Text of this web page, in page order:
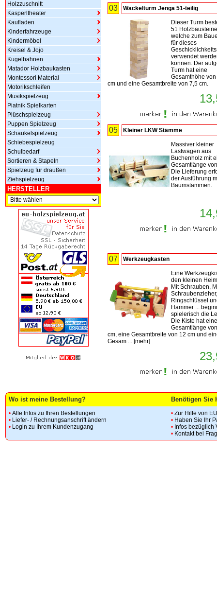
Holzzuschnitt
Kasperltheater
Kaufladen
Kinderfahrzeuge
Kindermöbel
Kreisel & Jojo
Kugelbahnen
Matador Holzbaukasten
Montessori Material
Motorikschleifen
Musikspielzeug
Piatnik Spielkarten
Plüschspielzeug
Puppen Spielzeug
Schaukelspielzeug
Schiebespielzeug
Schulbedarf
Sortieren & Stapeln
Spielzeug für draußen
Ziehspielzeug
HERSTELLER
03 Wackelturm Jenga 51-teilig
Dieser Turm
51
welche zum
für dieses
verwendet
können. Der
Turm hat eine
Gesamthöhe
cm und eine Gesamtbreite von 7,5 cm.
05 Kleiner LKW Stämme
Massiver kleiner
Lastwagen aus
Buchenholz mit
Gesamtlänge
Die Lieferung
der Ausführung
Baumstämmen.
07 Werkzeugkasten
Eine
den kleinen
Mit Schrauben,
Schraubenzieher,
Ringschlüssel
Hammer ...
spielerisch die
Die Kiste hat eine
Gesamtlänge
cm, eine Gesamtbreite von 12 cm und
Gesam ... [mehr]
Wo ist meine Bestellung? Benötigen Sie
• Alle Infos zu Ihren Bestellungen
• Liefer- / Rechnungsanschrift ändern
• Login zu Ihrem Kundenzugang
• Zur Hilfe von
• Haben Sie Ihr
• Infos bezüglich
• Kontakt bei